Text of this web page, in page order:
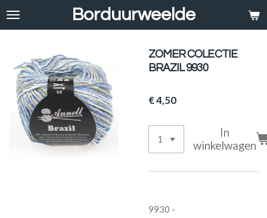
Ga
hoofdinhoud
Borduurweelde
ZOMER COLECTIE
BRAZIL 9930
€ 4,50
In
winkelwagen
9930 -